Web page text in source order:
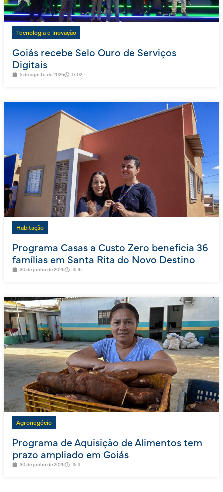
Tecnologia e Inovação
Goiás recebe Selo Ouro de Serviços
Digitais
5 de agosto de 2026 17:02
Habitação
Programa Casas a Custo Zero beneficia 36
famílias em Santa Rita do Novo Destino
30 de junho de 2026 15:16
Agronegócio
Programa de Aquisição de Alimentos tem
prazo ampliado em Goiás
30 de junho de 2026 15:11